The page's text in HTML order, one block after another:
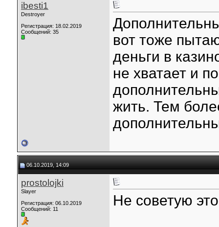
ibesti1
Destroyer
Регистрация: 18.02.2019
Сообщений: 35
вот тоже
деньги в
не хватает и
жить. Тем
06.10.2019, 14:09
prostolojki
Slayer
Регистрация: 06.10.2019
Сообщений: 11
Не советую